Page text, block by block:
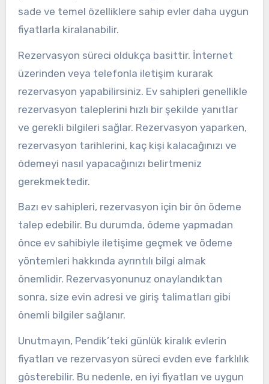
sade ve temel özelliklere sahip evler daha uygun
fiyatlarla kiralanabilir.
Rezervasyon süreci oldukça basittir. İnternet
üzerinden veya telefonla iletişim kurarak
rezervasyon yapabilirsiniz. Ev sahipleri genellikle
rezervasyon taleplerini hızlı bir şekilde yanıtlar
ve gerekli bilgileri sağlar. Rezervasyon yaparken,
rezervasyon tarihlerini, kaç kişi kalacağınızı ve
ödemeyi nasıl yapacağınızı belirtmeniz
gerekmektedir.
Bazı ev sahipleri, rezervasyon için bir ön ödeme
talep edebilir. Bu durumda, ödeme yapmadan
önce ev sahibiyle iletişime geçmek ve ödeme
yöntemleri hakkında ayrıntılı bilgi almak
önemlidir. Rezervasyonunuz onaylandıktan
sonra, size evin adresi ve giriş talimatları gibi
önemli bilgiler sağlanır.
Unutmayın, Pendik’teki günlük kiralık evlerin
fiyatları ve rezervasyon süreci evden eve farklılık
gösterebilir. Bu nedenle, en iyi fiyatları ve uygun